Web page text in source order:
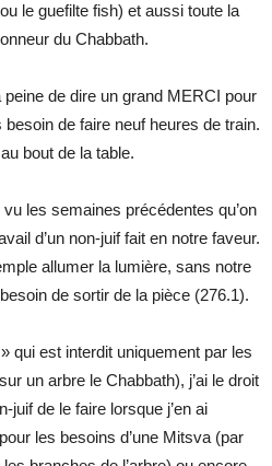
le guefilte fish) et aussi toute la
du Chabbath.
de dire un grand MERCI pour
besoin de faire neuf heures de train.
bout de la table.
les semaines précédentes qu’on
d’un non-juif fait en notre faveur.
allumer la lumière, sans notre
de sortir de la pièce (276.1).
» qui est interdit uniquement par les
un arbre le Chabbath), j’ai le droit
juif de le faire lorsque j’en ai
les besoins d’une Mitsva (par